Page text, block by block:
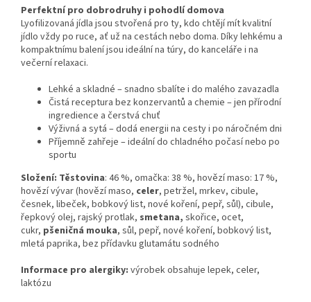
Perfektní pro dobrodruhy i pohodlí domova
Lyofilizovaná jídla jsou stvořená pro ty, kdo chtějí mít kvalitní
jídlo vždy po ruce, ať už na cestách nebo doma. Díky lehkému a
kompaktnímu balení jsou ideální na túry, do kanceláře i na
večerní relaxaci.
Lehké a skladné – snadno sbalíte i do malého zavazadla
Čistá receptura bez konzervantů a chemie – jen přírodní
ingredience a čerstvá chuť
Výživná a sytá – dodá energii na cesty i po náročném dni
Příjemně zahřeje – ideální do chladného počasí nebo po
sportu
Složení: Těstovina: 46 %, omačka: 38 %, hovězí maso: 17 %,
hovězí vývar (hovězí maso, celer, petržel, mrkev, cibule,
česnek, libeček, bobkový list, nové koření, pepř, sůl), cibule,
řepkový olej, rajský protlak, smetana, skořice, ocet,
cukr, pšeničná mouka, sůl, pepř, nové koření, bobkový list,
mletá paprika, bez přídavku glutamátu sodného
Informace pro alergiky: výrobek obsahuje lepek, celer,
laktózu